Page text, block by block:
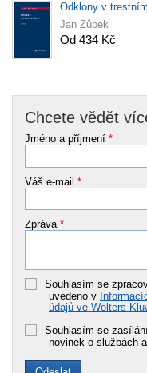
Odklony v
Jan Zůbek
Od 434 Kč
Chcete vědět
Jméno a příjmení *
Váš e-mail *
Zpráva *
Souhlasím se
uvedeno v
údajů ve Wolters
Souhlasím se
novinek o službách